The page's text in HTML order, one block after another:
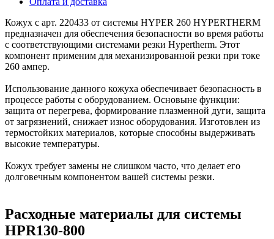
Кожух с арт. 220433 от системы HYPER 260 HYPERTHERM
предназначен для обеспечения безопасности во время работы
с соответствующими системами резки Hypertherm. Этот
компонент применим для механизированной резки при токе
260 ампер.
Использование данного кожуха обеспечивает безопасность в
процессе работы с оборудованием. Основыне функции:
защита от перегрева, формирование плазменной дуги, защита
от загрязнений, снижает износ оборудования. Изготовлен из
термостойких материалов, которые способны выдерживать
высокие температуры.
Кожух требует замены не слишком часто, что делает его
долговечным компонентом вашей системы резки.
Расходные материалы для системы
HPR130-800